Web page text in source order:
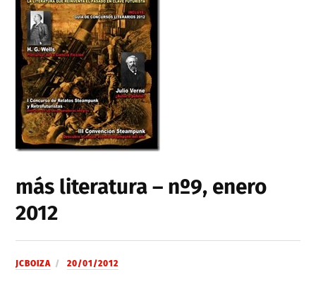
más literatura – nº9, enero
2012
JCBOIZA 20/01/2012